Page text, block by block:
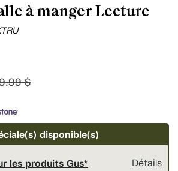
à manger Lecture
$
disponible(s)
les produits Gus* Détails